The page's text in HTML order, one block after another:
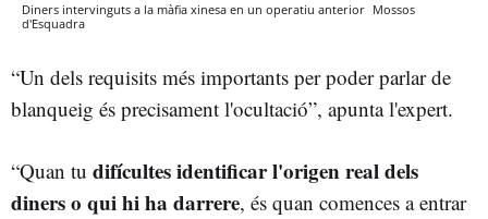
Diners intervinguts a la màfia xinesa en un operatiu anterior Mossos
d'Esquadra
“Un dels requisits més importants per poder parlar de
blanqueig és precisament l'ocultació”, apunta l'expert.
“Quan tu difícultes identificar l'origen real dels
diners o qui hi ha darrere, és quan comences a entrar